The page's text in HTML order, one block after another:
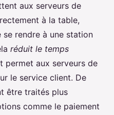
aux serveurs de
à la table,
rendre à une station
réduit le temps
permet aux serveurs de
le service client. De
être traités plus
comme le paiement